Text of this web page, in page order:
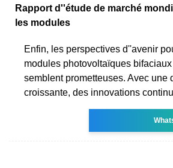
Rapport d''étude de marché
les modules
Enfin, les perspectives d''avenir
modules photovoltaïques
semblent prometteuses. Avec une
croissante, des innovations